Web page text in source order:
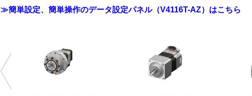
≫簡単設定、簡単操作のデータ設定パネル（V4116T-AZ）はこちら